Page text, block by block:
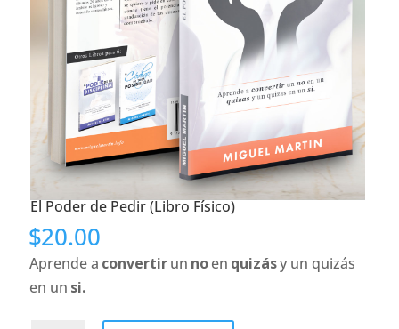
El Poder de Pedir (Libro Físico)
$20.00
Aprende a convertirun noen quizásy un quizás
en un si.